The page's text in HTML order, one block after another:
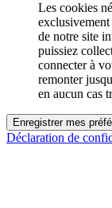
Les cookies
exclusivement
de notre site
puissiez
connecter à
remonter
en aucun cas
Enregistrer mes
Déclaration de